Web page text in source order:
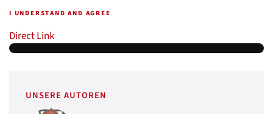
I UNDERSTAND AND AGREE
Direct Link
UNSERE AUTOREN